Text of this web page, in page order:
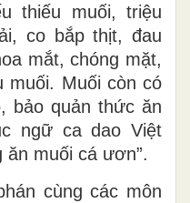
thiếu muối, triệu
co bắp thịt, đau
mắt, chóng mặt,
Muối còn có
bảo quản thức ăn
ngữ ca dao Việt
ăn muối cá ươn”.
cùng các môn